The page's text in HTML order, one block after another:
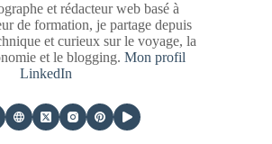
et rédacteur web basé à
de formation, je partage depuis
et curieux sur le voyage, la
et le blogging. Mon profil
LinkedIn